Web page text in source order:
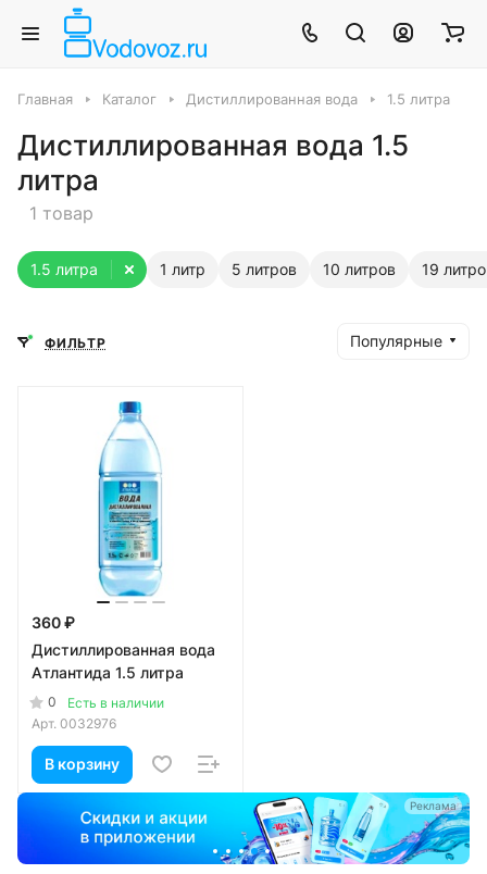
Главная Каталог Дистиллированная вода 1.5 литра
Дистиллированная вода 1.5
литра
1 товар
1 литр
1.5 литра 5 литров 10 литров 19
ФИЛЬТР Популярные
360 ₽
Дистиллированная вода
Атлантида 1.5 литра
0
Есть в наличии
Арт. 0032976
В корзину
Реклама